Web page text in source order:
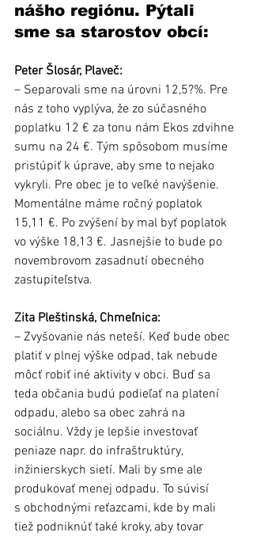
nášho regiónu. Pýtali
sme sa starostov obcí:
Peter Šlosár, Plaveč:
– Separovali sme na úrovni 12,5?%. Pre
nás z toho vyplýva, že zo súčasného
poplatku 12 € za tonu nám Ekos zdvihne
sumu na 24 €. Tým spôsobom musíme
pristúpiť k úprave, aby sme to nejako
vykryli. Pre obec je to veľké navýšenie.
Momentálne máme ročný poplatok
15,11 €. Po zvýšení by mal byť poplatok
vo výške 18,13 €. Jasnejšie to bude po
novembrovom zasadnutí obecného
zastupiteľstva.
Zita Pleštinská, Chmeľnica:
– Zvyšovanie nás neteší. Keď bude obec
platiť v plnej výške odpad, tak nebude
môcť robiť iné aktivity v obci. Buď sa
teda občania budú podieľať na platení
odpadu, alebo sa obec zahrá na
sociálnu. Vždy je lepšie investovať
peniaze napr. do infraštruktúry,
inžinierskych sietí. Mali by sme ale
produkovať menej odpadu. To súvisí
s obchodnými reťazcami, kde by mali
tiež podniknúť také kroky, aby tovar